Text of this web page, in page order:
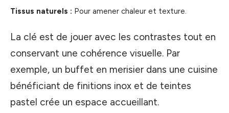
Tissus naturels : Pour amener chaleur et texture.
La clé est de jouer avec les contrastes tout en
conservant une cohérence visuelle. Par
exemple, un buffet en merisier dans une cuisine
bénéficiant de finitions inox et de teintes
pastel crée un espace accueillant.